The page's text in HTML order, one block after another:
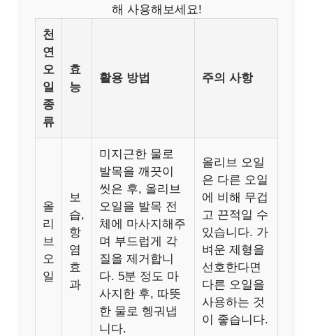
해 사용해보세요!
천
연
오
일
종
류
효
능
활용 방법 주의 사항
올
리
브
오
일
보
습,
항
염
효
과
미지근한 물로
발목을 깨끗이
씻은 후, 올리브
오일을 발목 전
체에 마사지해주
며 부드럽게 각
질을 제거합니
다. 5분 정도 마
사지한 후, 따뜻
한 물로 헹궈냅
니다.
올리브 오일
은 다른 오일
에 비해 무겁
고 끈적일 수
있습니다. 가
벼운 제형을
선호한다면
다른 오일을
사용하는 것
이 좋습니다.